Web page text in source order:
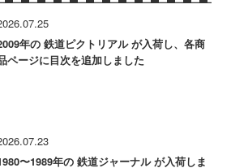
年の 鉄道ピクトリアル が入荷し、各商
ページに目次を追加しました
〜1989年の 鉄道ジャーナル が入荷しま